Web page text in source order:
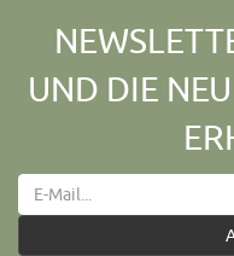
UND DIE